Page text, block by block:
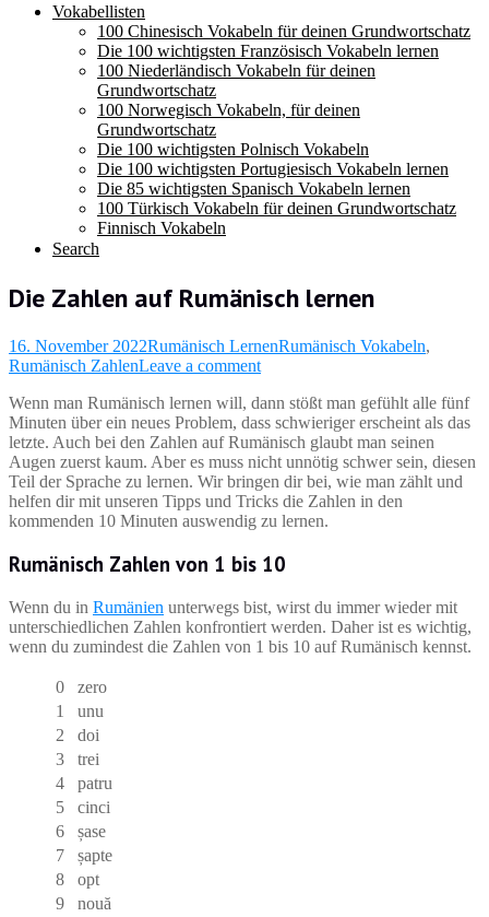
Vokabellisten
100 Chinesisch Vokabeln für deinen Grundwortschatz
Die 100 wichtigsten Französisch Vokabeln lernen
100 Niederländisch Vokabeln für deinen
Grundwortschatz
100 Norwegisch Vokabeln, für deinen
Grundwortschatz
Die 100 wichtigsten Polnisch Vokabeln
Die 100 wichtigsten Portugiesisch Vokabeln lernen
Die 85 wichtigsten Spanisch Vokabeln lernen
100 Türkisch Vokabeln für deinen Grundwortschatz
Finnisch Vokabeln
Search
Die Zahlen auf Rumänisch lernen
16. November 2022Rumänisch LernenRumänisch Vokabeln,
Rumänisch ZahlenLeave a comment
Wenn man Rumänisch lernen will, dann stößt man gefühlt alle fünf
Minuten über ein neues Problem, dass schwieriger erscheint als das
letzte. Auch bei den Zahlen auf Rumänisch glaubt man seinen
Augen zuerst kaum. Aber es muss nicht unnötig schwer sein, diesen
Teil der Sprache zu lernen. Wir bringen dir bei, wie man zählt und
helfen dir mit unseren Tipps und Tricks die Zahlen in den
kommenden 10 Minuten auswendig zu lernen.
Rumänisch Zahlen von 1 bis 10
Wenn du in Rumänien unterwegs bist, wirst du immer wieder mit
unterschiedlichen Zahlen konfrontiert werden. Daher ist es wichtig,
wenn du zumindest die Zahlen von 1 bis 10 auf Rumänisch kennst.
0
zero
1
unu
2
doi
3
trei
4
patru
5
cinci
6
șase
7
șapte
8
opt
9
nouă